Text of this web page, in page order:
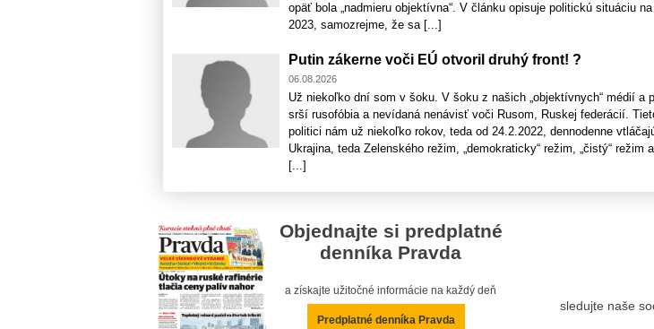
opäť bola „nadmieru objektívna“. V článku opisuje politickú situáciu
2023, samozrejme, že sa [...]
Putin zákerne voči EÚ otvoril druhý front! ?
06.08.2026
Už niekoľko dní som v šoku. V šoku z našich „objektívnych“ médií a
srší rusofóbia a nevídaná nenávisť voči Rusom, Ruskej federácií.
politici nám už niekoľko rokov, teda od 24.2.2022, dennodenne
Ukrajina, teda Zelenského režim, „demokraticky“ režim, „čistý“ režim
[...]
Objednajte si predplatné
denníka Pravda
a získajte užitočné informácie na každý deň
Predplatné denníka Pravda
sledujte naše